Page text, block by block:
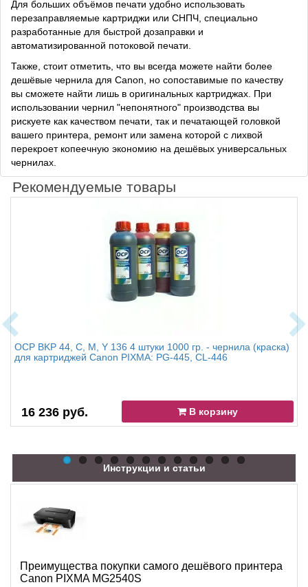
Для больших объёмов печати удобно использовать
перезаправляемые картриджи или СНПЧ, специально
разработанные для быстрой дозаправки и
автоматизированной потоковой печати.
Также, стоит отметить, что вы всегда можете найти более
дешёвые чернила для Canon, но сопоставимые по качеству
вы сможете найти лишь в оригинальных картриджах. При
использовании чернил "непонятного" производства вы
рискуете как качеством печати, так и печатающей головкой
вашего принтера, ремонт или замена которой с лихвой
перекроет копеечную экономию на дешёвых универсальных
чернилах.
Рекомендуемые товары
OCP BKP 44, C, M, Y 136 4 штуки 1000 гр. - чернила (краска)
для картриджей Canon PIXMA: PG-445, CL-446
16 236 руб. В корзину
Инструкции и статьи
Преимущества покупки самого дешёвого принтера
Canon PIXMA MG2540S